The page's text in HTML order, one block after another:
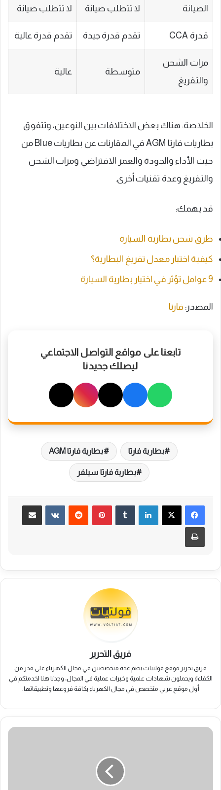
الصيانة لا تتطلب صيانة لا تتطلب صيانة
قدرة CCA تقدم قدرة جيدة تقدم قدرة عالية
مرات الشحن
والتفريغ
متوسطة عالية
الخلاصة: هناك بعض الاختلافات بين النوعين، وتتفوق
بطاريات فارتا AGM في المقارنات عن بطاريات Blue من
حيث الأداء والجودة والعمر الافتراضي ومرات الشحن
والتفريغ وعدة تقنيات أخرى.
قد يهمك:
طرق شحن بطارية السيارة
كيفية اختبار معدل تفريغ البطارية؟
9 عوامل تؤثر في اختيار بطارية السيارة
المصدر: فارتا
تابعنا على مواقع التواصل الاجتماعي
ليصلك جديدنا
بطارية فارتا بطارية فارتا AGM
بطارية فارتا سيلفر
لينكدإن بينتيريست مشاركة عبر البريد
طباعة
فريق التحرير
فريق تحرير موقع فولتيات يضم عدة متخصصين في مجال الكهرباء على قدر من
الكفاءة ويحملون شهادات علمية وخبرات عملية في المجال، وجدنا هنا لخدمتكم في
أول موقع عربي متخصص في مجال الكهرباء بكافة فروعها وتطبيقاتها.
كيفية